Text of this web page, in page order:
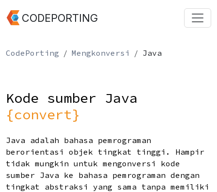
CODEPORTING
CodePorting Mengkonversi Java
Kode sumber Java
{convert}
Java adalah bahasa pemrograman
berorientasi objek tingkat tinggi. Hampir
tidak mungkin untuk mengonversi kode
sumber Java ke bahasa pemrograman dengan
tingkat abstraksi yang sama tanpa memiliki